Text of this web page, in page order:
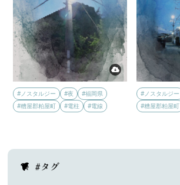
#ノスタルジー #夜
#福岡県
#糟屋郡粕屋町
#電柱 #電線
#ノスタルジー
#糟屋郡粕屋町
#タグ